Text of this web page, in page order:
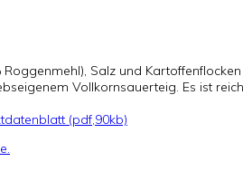
Salz und
Vollkornsauerteig. Es ist
(pdf,90kb)